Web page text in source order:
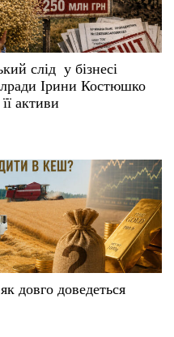
слід у бізнесі
Ірини Костюшко
активи
довго доведеться